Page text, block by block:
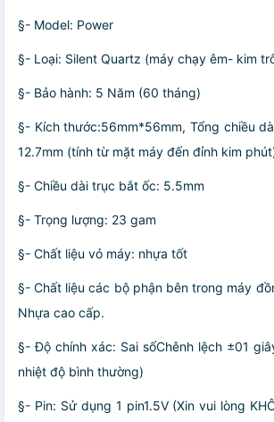
§- Model: Power
§- Loại: Silent Quartz (máy chạy êm- kim
§- Bảo hành: 5 Năm (60 tháng)
§- Kích thước:56mm*56mm, Tổng chiều
12.7mm (tính từ mặt máy đến đỉnh kim
§- Chiều dài trục bắt ốc: 5.5mm
§- Trọng lượng: 23 gam
§- Chất liệu vỏ máy: nhựa tốt
§- Chất liệu các bộ phận bên trong máy
Nhựa cao cấp.
§- Độ chính xác: Sai sốChênh lệch ±01
nhiệt độ bình thường)
§- Pin: Sử dụng 1 pin1.5V (Xin vui lòng